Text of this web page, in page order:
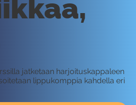
jatketaan harjoituskappaleen
soitetaan lippukomppia kahdella eri